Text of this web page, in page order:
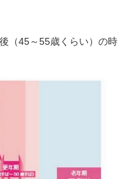
（45～55歳くらい）の時